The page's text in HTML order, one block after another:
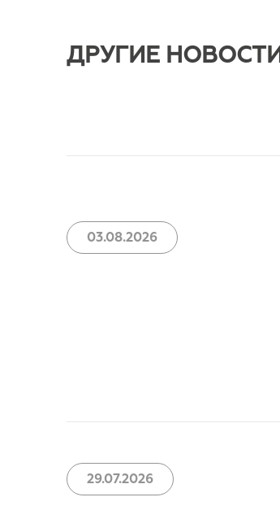
ДРУГИЕ НОВОСТИ
03.08.2026
29.07.2026